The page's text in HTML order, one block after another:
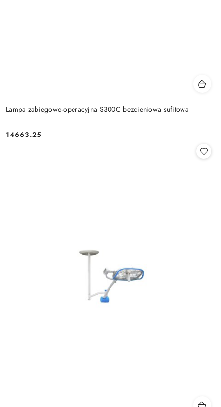
Lampa zabiegowo-operacyjna S300C bezcieniowa sufitowa
Cena:
14663.25